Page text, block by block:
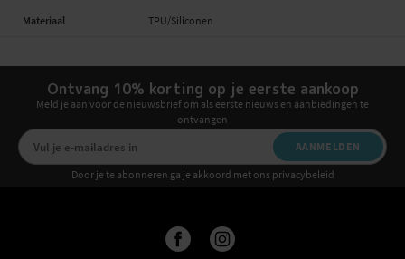
Materiaal TPU/Siliconen
Ontvang 10% korting op je eerste aankoop
Meld je aan voor de nieuwsbrief om als eerste nieuws en aanbiedingen te
ontvangen
AANMELDEN
Door je te abonneren ga je akkoord met ons privacybeleid